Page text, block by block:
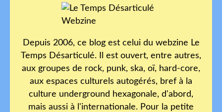
Depuis 2006, ce blog est celui du webzine Le
Temps Désarticulé. Il est ouvert, entre autres,
aux groupes de rock, punk, ska, oï, hard-core,
aux espaces culturels autogérés, bref à la
culture underground hexagonale, d'abord,
mais aussi à l'internationale. Pour la petite